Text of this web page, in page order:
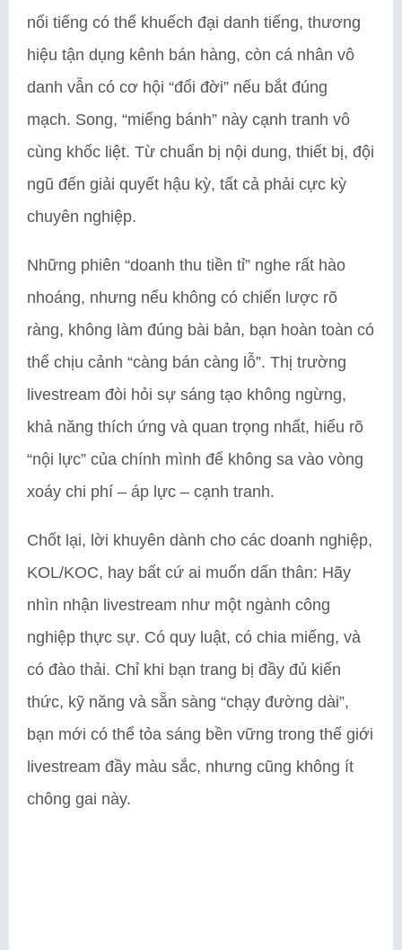
nổi tiếng có thể khuếch đại danh tiếng, thương
hiệu tận dụng kênh bán hàng, còn cá nhân vô
danh vẫn có cơ hội “đổi đời” nếu bắt đúng
mạch. Song, “miếng bánh” này cạnh tranh vô
cùng khốc liệt. Từ chuẩn bị nội dung, thiết bị, đội
ngũ đến giải quyết hậu kỳ, tất cả phải cực kỳ
chuyên nghiệp.
Những phiên “doanh thu tiền tỉ” nghe rất hào
nhoáng, nhưng nếu không có chiến lược rõ
ràng, không làm đúng bài bản, bạn hoàn toàn có
thể chịu cảnh “càng bán càng lỗ”. Thị trường
livestream đòi hỏi sự sáng tạo không ngừng,
khả năng thích ứng và quan trọng nhất, hiểu rõ
“nội lực” của chính mình để không sa vào vòng
xoáy chi phí – áp lực – cạnh tranh.
Chốt lại, lời khuyên dành cho các doanh nghiệp,
KOL/KOC, hay bất cứ ai muốn dấn thân: Hãy
nhìn nhận livestream như một ngành công
nghiệp thực sự. Có quy luật, có chia miếng, và
có đào thải. Chỉ khi bạn trang bị đầy đủ kiến
thức, kỹ năng và sẵn sàng “chạy đường dài”,
bạn mới có thể tỏa sáng bền vững trong thế giới
livestream đầy màu sắc, nhưng cũng không ít
chông gai này.